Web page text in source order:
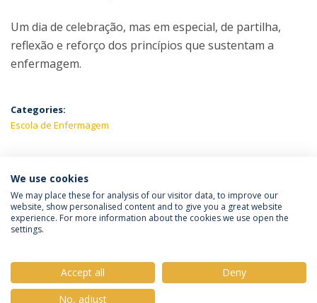
Um dia de celebração, mas em especial, de partilha,
reflexão e reforço dos princípios que sustentam a
enfermagem.
Categories:
Escola de Enfermagem
LATEST NEWS
Privacy Policy
We use cookies
We may place these for analysis of our visitor data, to improve our
website, show personalised content and to give you a great website
experience. For more information about the cookies we use open the
settings.
Accept all
Deny
No, adjust